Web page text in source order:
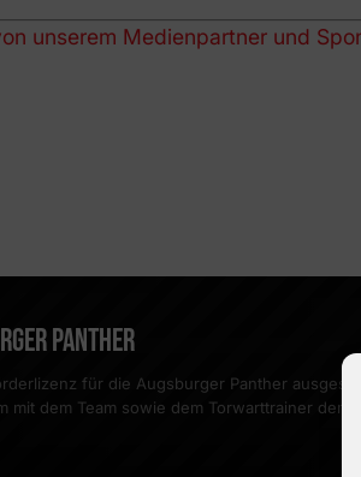
unserem Medienpartner und
PANTHER
für die Augsburger Panther
mit dem Team sowie dem Torwarttrainer der